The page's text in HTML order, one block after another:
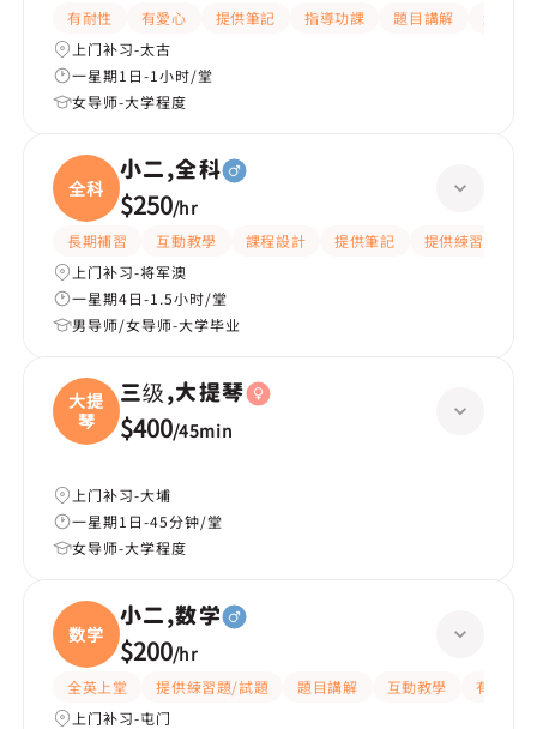
有耐性 有愛心 提供筆記 指導功課 題目講解
解題思
上门补习-太古
一星期1日-1小时/堂
女导师-大学程度
全科
小二,全科
$250/hr
長期補習 互動教學 課程設計 提供筆記
提供練習題/試題
上门补习-将军澳
一星期4日-1.5小时/堂
男导师/女导师-大学毕业
大提
琴
三级,大提琴
$400/45min
上门补习-大埔
一星期1日-45分钟/堂
女导师-大学程度
数学
小二,数学
$200/hr
全英上堂 提供練習題/試題 題目講解 互動教學
有耐性
上门补习-屯门